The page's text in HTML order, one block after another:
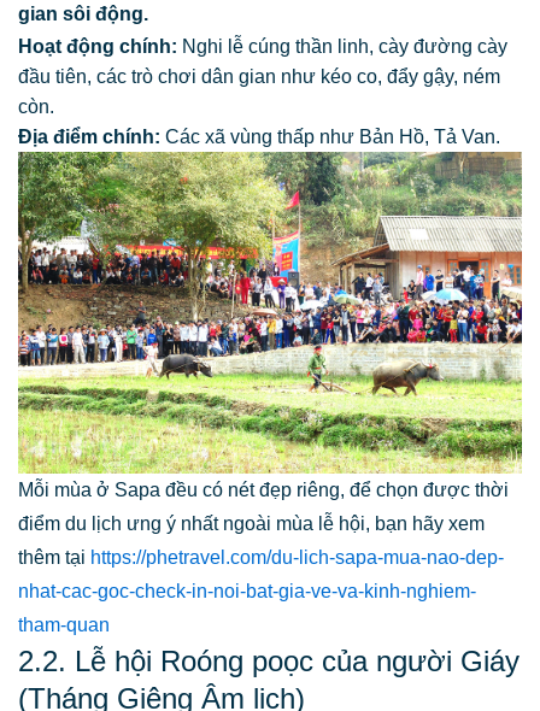
gian sôi động.
Hoạt động chính: Nghi lễ cúng thần linh, cày đường cày
đầu tiên, các trò chơi dân gian như kéo co, đẩy gậy, ném
còn.
Địa điểm chính: Các xã vùng thấp như Bản Hồ, Tả Van.
Mỗi mùa ở Sapa đều có nét đẹp riêng, để chọn được thời
điểm du lịch ưng ý nhất ngoài mùa lễ hội, bạn hãy xem
thêm tại https://phetravel.com/du-lich-sapa-mua-nao-dep-
nhat-cac-goc-check-in-noi-bat-gia-ve-va-kinh-nghiem-
tham-quan
2.2. Lễ hội Roóng poọc của người Giáy
(Tháng Giêng Âm lịch)